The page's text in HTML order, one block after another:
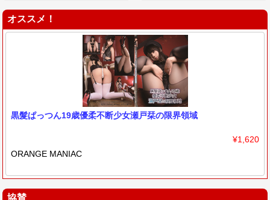
オススメ！
黒髮ぱっつん19歳優柔不断少女瀬戸栞の限界領域
¥1,620
ORANGE MANIAC
協賛